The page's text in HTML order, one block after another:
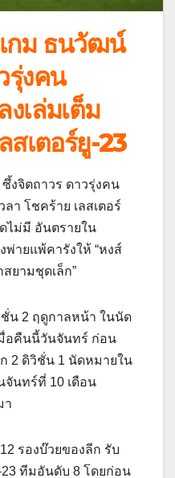
กม ธนวัฒน์
รุ่งคน
งเล่มเต็ม
สเตอร์ยู-23
งจิตถาวร ดาวรุ่งคน
ลา โชคร้าย เลสเตอร์
ไม่มี อันตรายใน
พ่ายแพ้คารังให้ “หงส์
สยามชุดเล็ก”
ชั่น 2 ฤดูกาลหน้า ในนัด
อคืนนี้วันจันทร์ ก่อน
2 ดิวิชั่น 1 นัดหมายใน
นทร์ที่ 10 เดือน
า
รองบ๊วยของลีก รับ
23 ทีมอันดับ 8 โดยก่อน